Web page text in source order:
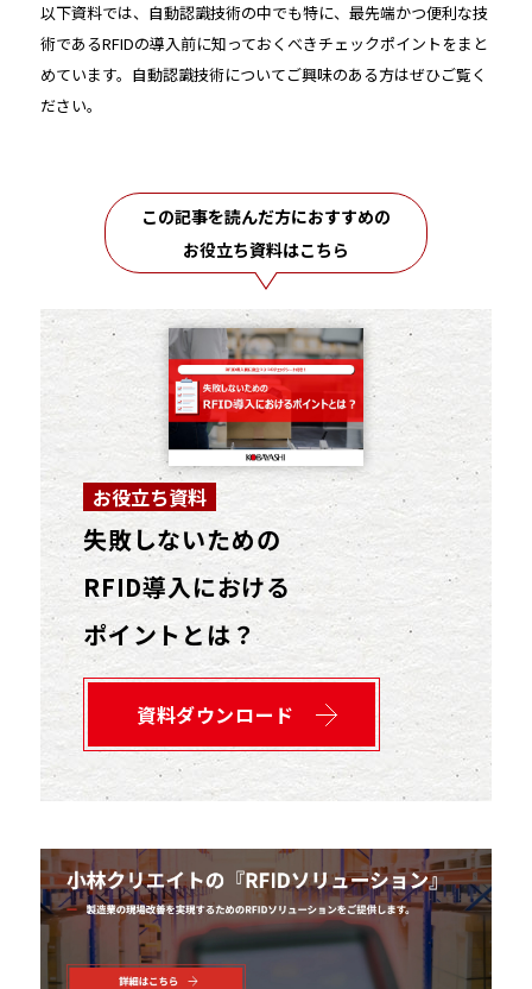
在庫数の適正化と棚卸の工数削減を行いたい方は、
ぜひダウンロードしてご覧ください。
以下資料では、自動認識技術の中でも特に、最先端かつ便利な技
術であるRFIDの導入前に知っておくべきチェックポイントをまと
めています。自動認識技術についてご興味のある方はぜひご覧く
ださい。
この記事を読んだ方におすすめの
お役立ち資料はこちら
お役立ち資料
失敗しないための
RFID導入における
ポイントとは？
資料ダウンロード